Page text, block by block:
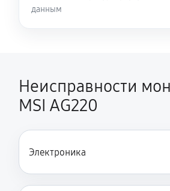
данным
Неисправности
MSI AG220
Электроника